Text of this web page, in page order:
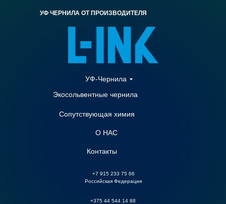
УФ-Чернила
Экосольвентные чернила
Сопутствующая химия
О НАС
Контакты
+7 915 233 75 66
Российская Федерация
+375 44 544 14 88
УФ ЧЕРНИЛА ОТ ПРОИЗВОДИТЕЛЯ